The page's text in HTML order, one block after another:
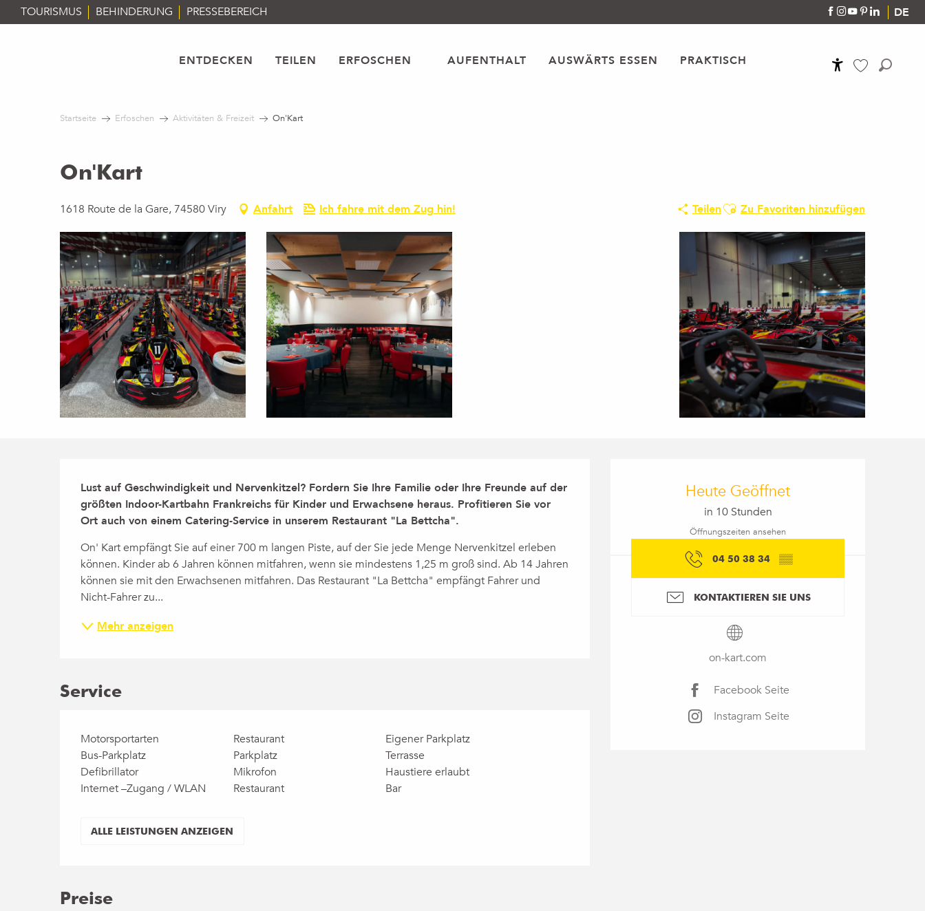
Aller
au
DE
TOURISMUS BEHINDERUNG PRESSEBEREICH
ENTDECKEN TEILEN ERFOSCHEN AUFENTHALT AUSWÄRTS ESSEN PRAKTISCH
Startseite Erfoschen Aktivitäten & Freizeit On'Kart
On'Kart
1618 Route de la Gare, 74580 Viry Anfahrt Ich fahre mit dem Zug hin! TeilenAjouter aux favoris
Zu Favoriten hinzufügen
Öffnungszeiten &
Heute Geöffnet
in 10 Stunden
Öffnungszeiten ansehen
04 50 38 34 ▒▒
KONTAKTIEREN SIE UNS
on-kart.com
Facebook Seite
Instagram Seite
Beschreibung
Lust auf Geschwindigkeit und Nervenkitzel? Fordern Sie Ihre Familie oder Ihre Freunde auf der
größten Indoor-Kartbahn Frankreichs für Kinder und Erwachsene heraus. Profitieren Sie vor
Ort auch von einem Catering-Service in unserem Restaurant "La Bettcha".
On' Kart empfängt Sie auf einer 700 m langen Piste, auf der Sie jede Menge Nervenkitzel erleben
können. Kinder ab 6 Jahren können mitfahren, wenn sie mindestens 1,25 m groß sind. Ab 14 Jahren
können sie mit den Erwachsenen mitfahren. Das Restaurant "La Bettcha" empfängt Fahrer und
Nicht-Fahrer zu...
Mehr anzeigen
Service
Motorsportarten Restaurant
Eigener Parkplatz
Bus-Parkplatz
Parkplatz
Terrasse
Defibrillator
Mikrofon
Haustiere erlaubt
Internet –Zugang / WLAN
Restaurant Bar
ALLE LEISTUNGEN ANZEIGEN
Preise